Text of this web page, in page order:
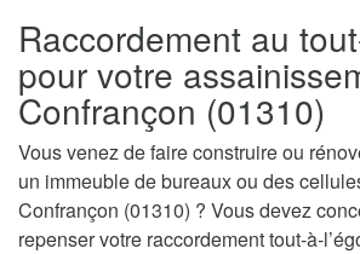
Raccordement au
pour votre
Confrançon (01310)
Vous venez de faire construire ou
un immeuble de bureaux ou des
Confrançon (01310) ? Vous devez
repenser votre raccordement tout-à-